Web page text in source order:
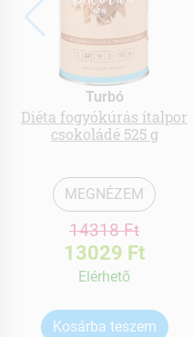
Turbó
Diéta fogyókúrás italpor
csokoládé 525 g
MEGNÉZEM
14318 Ft
13029 Ft
Elérhetõ
Kosárba teszem